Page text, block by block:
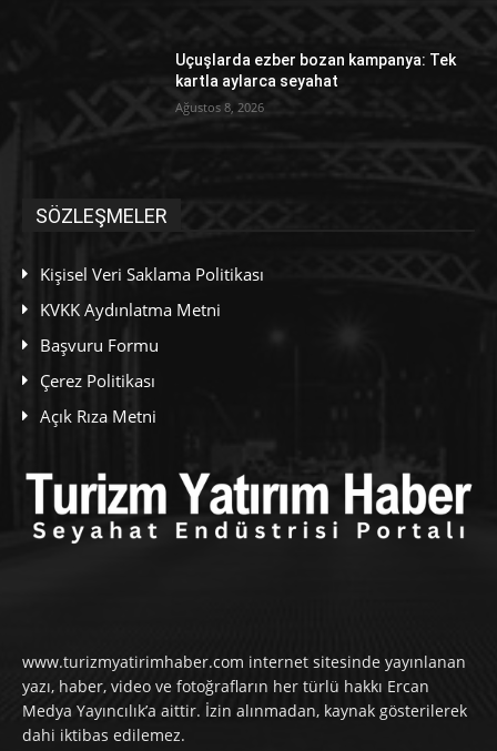
Uçuşlarda ezber bozan kampanya: Tek
kartla aylarca seyahat
Ağustos 8, 2026
SÖZLEŞMELER
Kişisel Veri Saklama Politikası
KVKK Aydınlatma Metni
Başvuru Formu
Çerez Politikası
Açık Rıza Metni
www.turizmyatirimhaber.com internet sitesinde yayınlanan
yazı, haber, video ve fotoğrafların her türlü hakkı Ercan
Medya Yayıncılık’a aittir. İzin alınmadan, kaynak gösterilerek
dahi iktibas edilemez.